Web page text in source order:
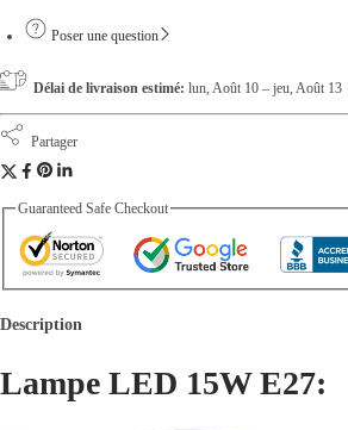
Poser une question
Délai de livraison estimé: lun, Août 10 – jeu, Août 13
Partager
Guaranteed Safe Checkout
Description
Lampe LED 15W E27: